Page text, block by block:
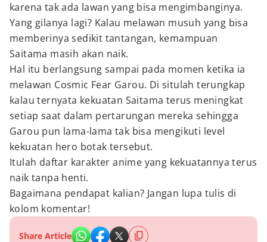
karena tak ada lawan yang bisa mengimbanginya.
Yang gilanya lagi? Kalau melawan musuh yang bisa
memberinya sedikit tantangan, kemampuan
Saitama masih akan naik.
Hal itu berlangsung sampai pada momen ketika ia
melawan Cosmic Fear Garou. Di situlah terungkap
kalau ternyata kekuatan Saitama terus meningkat
setiap saat dalam pertarungan mereka sehingga
Garou pun lama-lama tak bisa mengikuti level
kekuatan hero botak tersebut.
Itulah daftar karakter anime yang kekuatannya terus
naik tanpa henti.
Bagaimana pendapat kalian? Jangan lupa tulis di
kolom komentar!
Share Article